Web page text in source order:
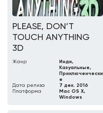
PLEASE, DON’T
TOUCH ANYTHING
3D
Жанр
Инди,
Казуальные,
Приключенчески
е
Дата релиза
7 дек. 2016
Платформа
Mac OS X,
Windows